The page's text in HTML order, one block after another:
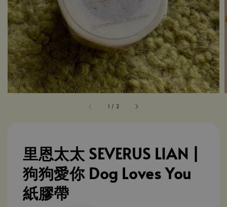
1 / 2
里恩太太 SEVERUS LIAN |
狗狗愛你 Dog Loves You
紙膠帶